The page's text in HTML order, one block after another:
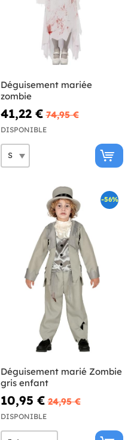
Déguisement mariée
zombie
41,22 € 74,95 €
DISPONIBLE
-56%
Déguisement marié Zombie
gris enfant
10,95 € 24,95 €
DISPONIBLE